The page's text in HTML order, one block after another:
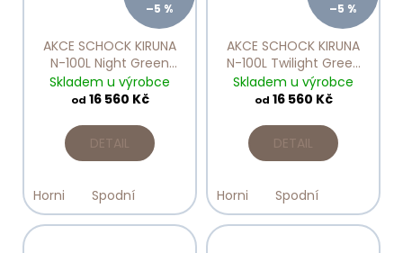
–5 %
AKCE SCHOCK KIRUNA
N-100L Night Green
Line
Skladem u výrobce
od 16 560 Kč
DETAIL
Horni Spodní
–5 %
AKCE SCHOCK KIRUNA
N-100L Twilight Green
Line
Skladem u výrobce
od 16 560 Kč
DETAIL
Horni Spodní